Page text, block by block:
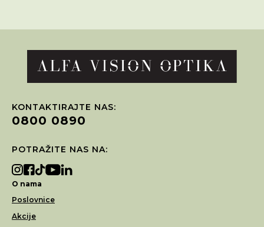
KONTAKTIRAJTE NAS:
0800 0890
POTRAŽITE NAS NA:
O nama
Poslovnice
Akcije